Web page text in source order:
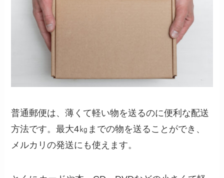
普通郵便は、薄くて軽い物を送るのに便利な配送
方法です。最大4㎏までの物を送ることができ、
メルカリの発送にも使えます。